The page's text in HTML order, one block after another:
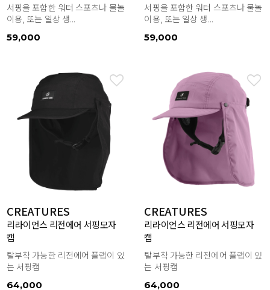
서핑을 포함한 워터 스포츠나 물놀
이용, 또는 일상 생...
59,000
서핑을 포함한 워터 스포츠나 물놀
이용, 또는 일상 생...
59,000
CREATURES
리라이언스 리전에어 서핑모자
캡
탈부착 가능한 리전에어 플랩이 있
는 서핑캡
64,000
CREATURES
리라이언스 리전에어 서핑모자
캡
탈부착 가능한 리전에어 플랩이 있
는 서핑캡
64,000